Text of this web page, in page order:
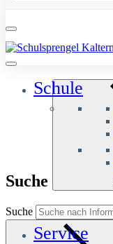
Schule
Service
Suche
Suche